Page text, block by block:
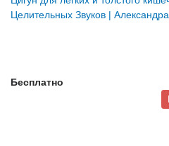
Целительных Звуков |
Бесплатно